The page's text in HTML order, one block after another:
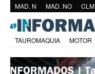
MAD. N MAD. NO CLM
TAUROMAQUIA MOTOR